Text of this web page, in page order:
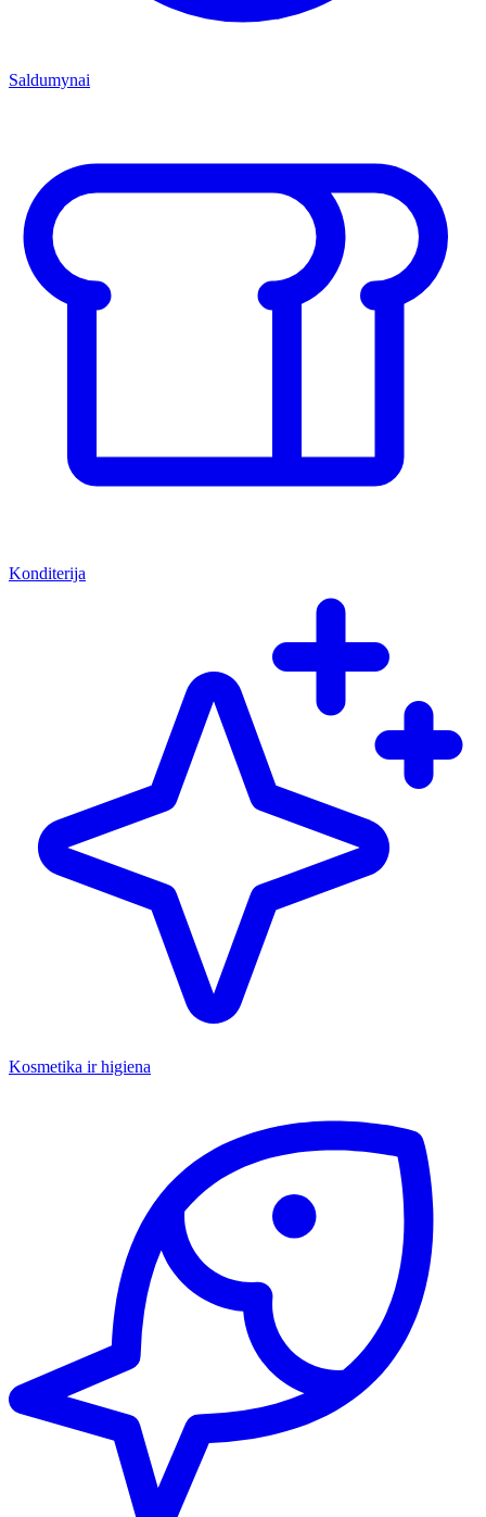
Saldumynai
Konditerija
Kosmetika ir higiena